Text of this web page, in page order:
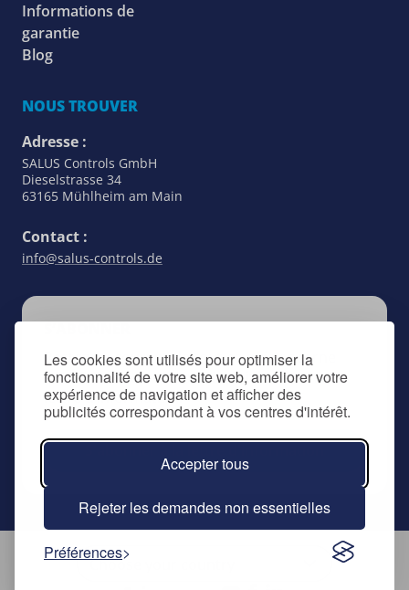
Les cookies sont utilisés pour optimiser la
fonctionnalité de votre site web, améliorer votre
expérience de navigation et afficher des
publicités correspondant à vos centres d'intérêt.
Accepter tous
Rejeter les demandes non essentielles
Préférences
Informations de
garantie
Blog
NOUS TROUVER
Adresse :
SALUS Controls GmbH
Dieselstrasse 34
63165 Mühlheim am Main
Contact :
info@salus-controls.de
Restez au courant de tout ce qui concerne
SALUS Controls en vous inscrivant à notre
lettre d’information.